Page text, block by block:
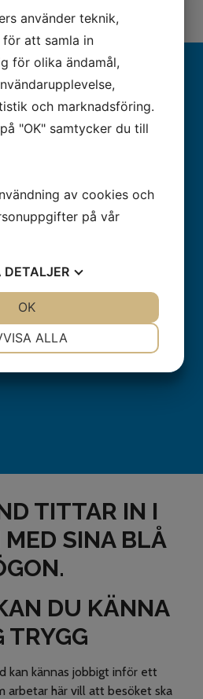
MED OSS
8.00-17.00
DU KÄNNA
TRYGG
kan kännas jobbigt inför ett
arbetar här vill att besöket ska
använder teknik,
för att samla in
för olika ändamål,
och marknadsföring.
"OK" samtycker du till
av cookies och
på vår
DETALJER
ALLA
OK